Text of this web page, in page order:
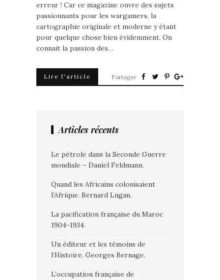
erreur ! Car ce magazine ouvre des sujets
passionnants pour les wargamers, la
cartographie originale et moderne y étant
pour quelque chose bien évidemment. On
connait la passion des…
Lire l'article Partager
Articles récents
Le pétrole dans la Seconde Guerre
mondiale – Daniel Feldmann.
Quand les Africains colonisaient
l’Afrique. Bernard Lugan.
La pacification française du Maroc
1904-1934.
Un éditeur et les témoins de
l’Histoire. Georges Bernage.
L’occupation française de